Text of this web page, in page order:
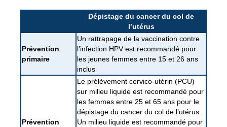
Dépistage du cancer du col de
l’utérus
Prévention
primaire
Un rattrapage de la vaccination contre
l’infection HPV est recommandé pour
les jeunes femmes entre 15 et 26 ans
inclus
Prévention
Le prélèvement cervico-utérin (PCU)
sur milieu liquide est recommandé pour
les femmes entre 25 et 65 ans pour le
dépistage du cancer du col de l’utérus.
Un milieu liquide est recommandé pour